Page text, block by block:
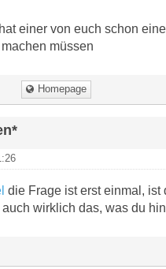
einer von euch schon
müssen
Homepage
die Frage ist erst einmal, ist
wirklich das, was du